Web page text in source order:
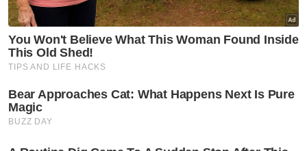
hingga Oktober lalu iaitu meningkat 10 kes
berbanding tempoh sama tahun lalu.
Ujarnya, dalam tempoh berkenaan,
sebanyak 2,555 kes kemalangan jalan raya
direkodkan tahun ini berbanding 2,255 kes
tahun lalu.